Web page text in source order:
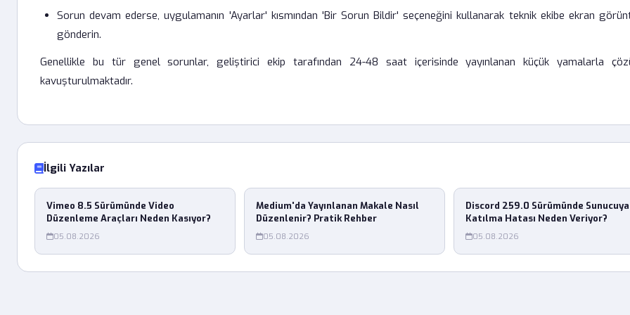
Sorun devam ederse, uygulamanın 'Ayarlar' kısmından 'Bir Sorun Bildir' seçeneğini kullanarak teknik ekibe ekran
gönderin.
Genellikle bu tür genel sorunlar, geliştirici ekip tarafından 24-48 saat içerisinde yayınlanan küçük yamalarla
kavuşturulmaktadır.
İlgili Yazılar
Vimeo 8.5 Sürümünde Video
Düzenleme Araçları Neden Kasıyor?
05.08.2026
Medium'da Yayınlanan Makale Nasıl
Düzenlenir? Pratik Rehber
05.08.2026
Discord 259.0 Sürümünde Sunucuya
Katılma Hatası Neden Veriyor?
05.08.2026